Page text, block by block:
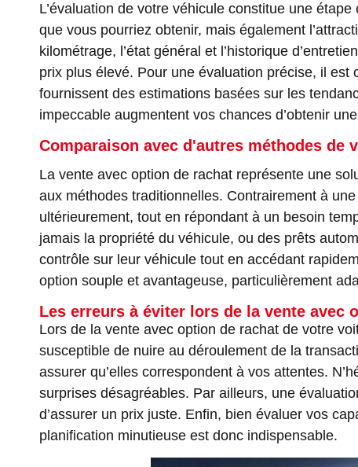
L’évaluation de votre véhicule constitue une
que vous pourriez obtenir, mais également
kilométrage, l’état général et l’historique
prix plus élevé. Pour une évaluation précise, il
fournissent des estimations basées sur les
impeccable augmentent vos chances d’obtenir
Comparaison avec d'autres méthodes de
La vente avec option de rachat représente une
aux méthodes traditionnelles. Contrairement à
ultérieurement, tout en répondant à un besoin
jamais la propriété du véhicule, ou des prêts
contrôle sur leur véhicule tout en accédant
option souple et avantageuse, particulièrement
Les erreurs à éviter lors de la vente avec
Lors de la vente avec option de rachat de votre
susceptible de nuire au déroulement de la
assurer qu’elles correspondent à vos attentes.
surprises désagréables. Par ailleurs, une
d’assurer un prix juste. Enfin, bien évaluer vos
planification minutieuse est donc indispensable.